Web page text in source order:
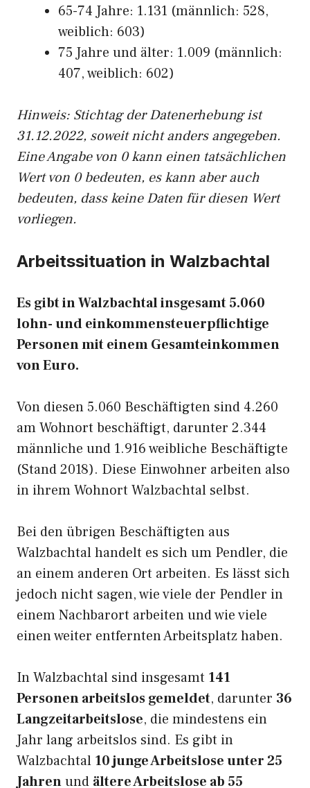
65-74 Jahre: 1.131 (männlich: 528,
weiblich: 603)
75 Jahre und älter: 1.009 (männlich:
407, weiblich: 602)
Hinweis: Stichtag der Datenerhebung ist
31.12.2022, soweit nicht anders angegeben.
Eine Angabe von 0 kann einen tatsächlichen
Wert von 0 bedeuten, es kann aber auch
bedeuten, dass keine Daten für diesen Wert
vorliegen.
Arbeitssituation in Walzbachtal
Es gibt in Walzbachtal insgesamt 5.060
lohn- und einkommensteuerpflichtige
Personen mit einem Gesamteinkommen
von Euro.
Von diesen 5.060 Beschäftigten sind 4.260
am Wohnort beschäftigt, darunter 2.344
männliche und 1.916 weibliche Beschäftigte
(Stand 2018). Diese Einwohner arbeiten also
in ihrem Wohnort Walzbachtal selbst.
Bei den übrigen Beschäftigten aus
Walzbachtal handelt es sich um Pendler, die
an einem anderen Ort arbeiten. Es lässt sich
jedoch nicht sagen, wie viele der Pendler in
einem Nachbarort arbeiten und wie viele
einen weiter entfernten Arbeitsplatz haben.
In Walzbachtal sind insgesamt 141
Personen arbeitslos gemeldet, darunter 36
Langzeitarbeitslose, die mindestens ein
Jahr lang arbeitslos sind. Es gibt in
Walzbachtal 10 junge Arbeitslose unter 25
Jahrenund ältere Arbeitslose ab 55